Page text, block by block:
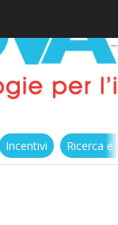
Incentivi Ricerca